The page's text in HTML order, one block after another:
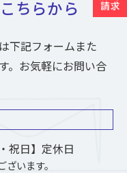
ちらから
下記フォームまた
。お気軽にお問い合
祝日】定休日
います。